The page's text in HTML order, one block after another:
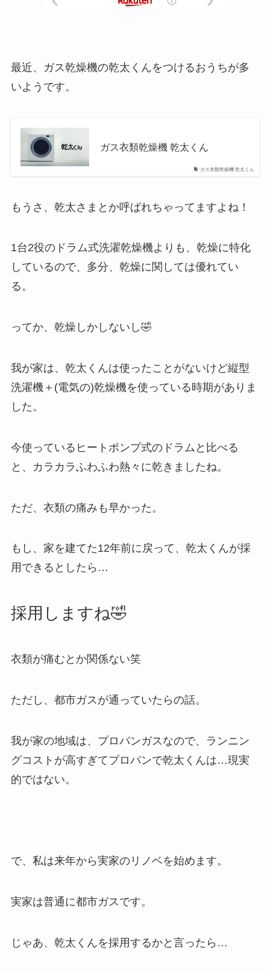
最近、ガス乾燥機の乾太くんをつけるおうちが多
いようです。
ガス衣類乾燥機 乾太くん
ガス衣類乾燥機 乾太くん
もうさ、乾太さまとか呼ばれちゃってますよね！
1台2役のドラム式洗濯乾燥機よりも、乾燥に特化
しているので、多分、乾燥に関しては優れてい
る。
ってか、乾燥しかしないし🤣
我が家は、乾太くんは使ったことがないけど縦型
洗濯機＋(電気の)乾燥機を使っている時期がありま
した。
今使っているヒートポンプ式のドラムと比べる
と、カラカラふわふわ熱々に乾きましたね。
ただ、衣類の痛みも早かった。
もし、家を建てた12年前に戻って、乾太くんが採
用できるとしたら…
採用しますね🤣
衣類が痛むとか関係ない笑
ただし、都市ガスが通っていたらの話。
我が家の地域は、プロパンガスなので、ランニン
グコストが高すぎてプロパンで乾太くんは…現実
的ではない。
で、私は来年から実家のリノベを始めます。
実家は普通に都市ガスです。
じゃあ、乾太くんを採用するかと言ったら…